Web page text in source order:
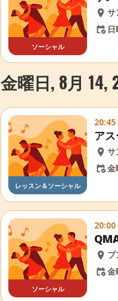
ソーシャル
サ
金曜日, 8月 14,
レッスン＆ソーシャル
ア
サ
金
ソーシャル
プ
金